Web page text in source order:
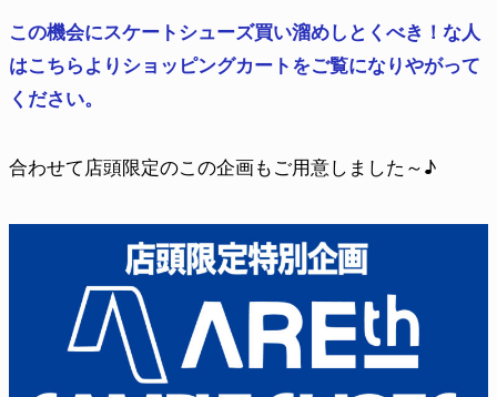
この機会にスケートシューズ買い溜めしとくべき！な人
はこちらよりショッピングカートをご覧になりやがって
ください。
合わせて店頭限定のこの企画もご用意しました～♪